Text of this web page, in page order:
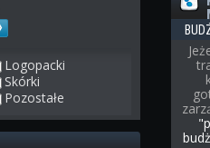
Logopacki
Skórki
Pozostałe